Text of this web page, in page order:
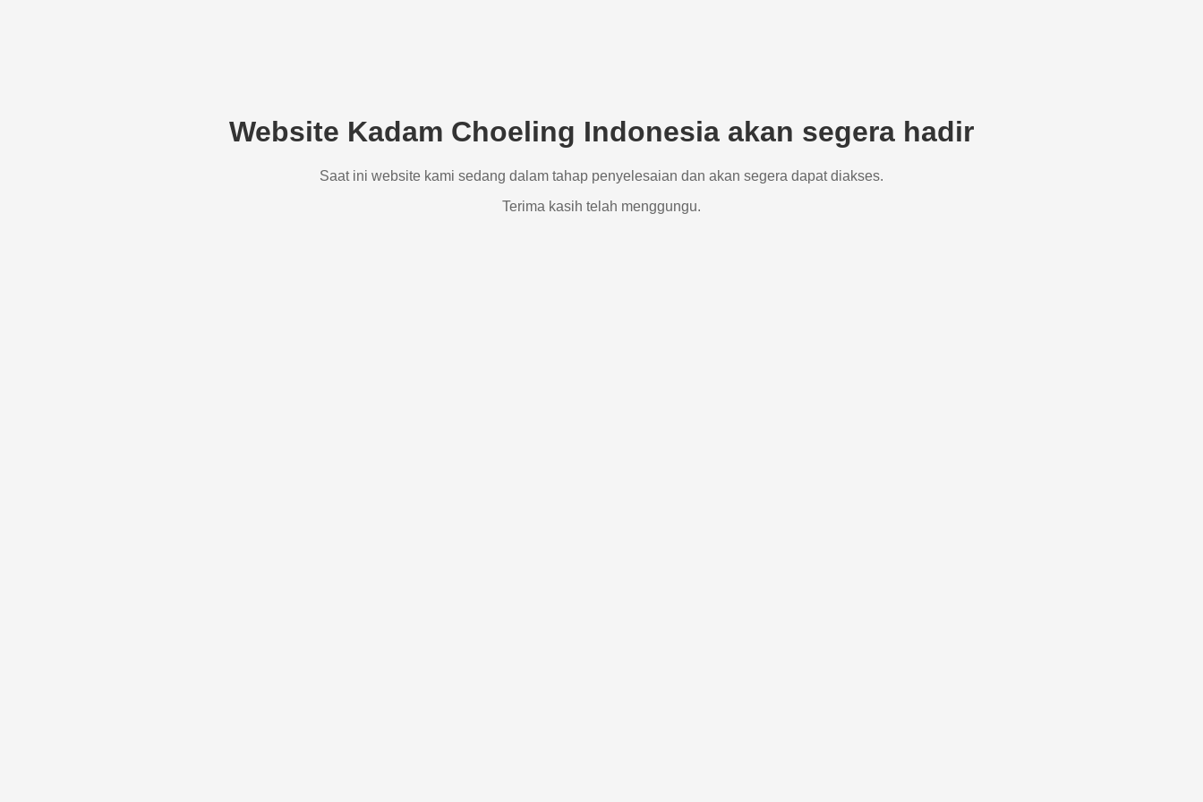
Website Kadam Choeling Indonesia akan segera hadir
Saat ini website kami sedang dalam tahap penyelesaian dan akan segera dapat diakses.
Terima kasih telah menggungu.